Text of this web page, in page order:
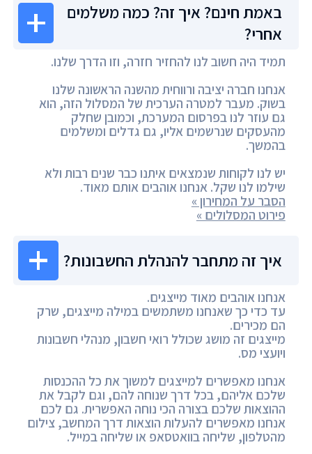
באמת חינם? איך זה? כמה משלמים
אחרי?
תמיד היה חשוב לנו להחזיר חזרה, וזו הדרך שלנו.
אנחנו חברה יציבה ורווחית מהשנה הראשונה שלנו
בשוק. מעבר למטרה הערכית של המסלול הזה, הוא
גם עוזר לנו בפרסום המערכת, וכמובן שחלק
מהעסקים שנרשמים אליו, גם גדלים ומשלמים
בהמשך.
יש לנו לקוחות שנמצאים איתנו כבר שנים רבות ולא
שילמו לנו שקל. אנחנו אוהבים אותם מאוד.
הסבר על המחירון »
פירוט המסלולים »
איך זה מתחבר להנהלת החשבונות?
אנחנו אוהבים מאוד מייצגים.
עד כדי כך שאנחנו משתמשים במילה מייצגים, שרק
הם מכירים.
מייצגים זה מושג שכולל רואי חשבון, מנהלי חשבונות
ויועצי מס.
אנחנו מאפשרים למייצגים למשוך את כל ההכנסות
שלכם אליהם, בכל דרך שנוחה להם, וגם לקבל את
ההוצאות שלכם בצורה הכי נוחה האפשרית. גם לכם
אנחנו מאפשרים להעלות הוצאות דרך המחשב, צילום
מהטלפון, שליחה בוואטסאפ או שליחה במייל.